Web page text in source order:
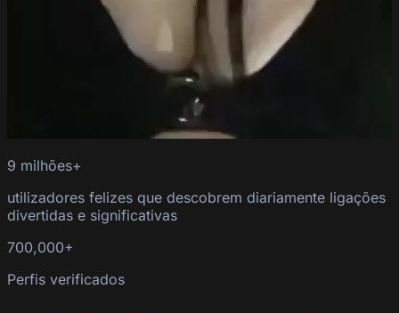
9 milhões+
utilizadores felizes que descobrem diariamente ligações
divertidas e significativas
700,000+
Perfis verificados